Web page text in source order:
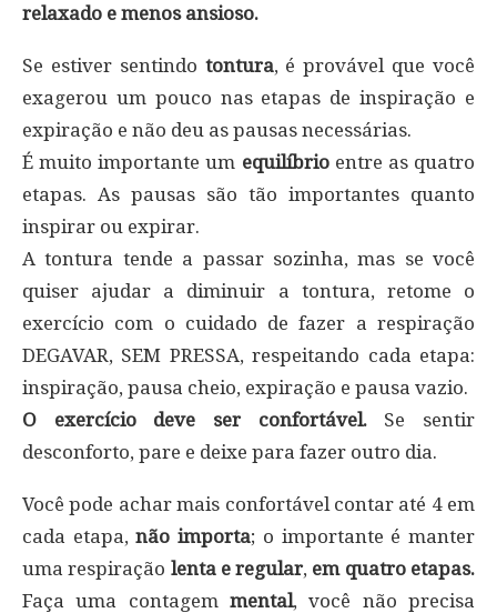
relaxado e menos ansioso.
Se estiver sentindo tontura, é provável que você
exagerou um pouco nas etapas de inspiração e
expiração e não deu as pausas necessárias.
É muito importante um equilíbrioentre as quatro
etapas. As pausas são tão importantes quanto
inspirar ou expirar.
A tontura tende a passar sozinha, mas se você
quiser ajudar a diminuir a tontura, retome o
exercício com o cuidado de fazer a respiração
DEGAVAR, SEM PRESSA, respeitando cada etapa:
inspiração, pausa cheio, expiração e pausa vazio.
O exercício deve ser confortável.Se sentir
desconforto, pare e deixe para fazer outro dia.
Você pode achar mais confortável contar até 4 em
cada etapa,não importa; o importante é manter
uma respiração lenta e regular, em quatro etapas.
Faça uma contagem mental, você não precisa